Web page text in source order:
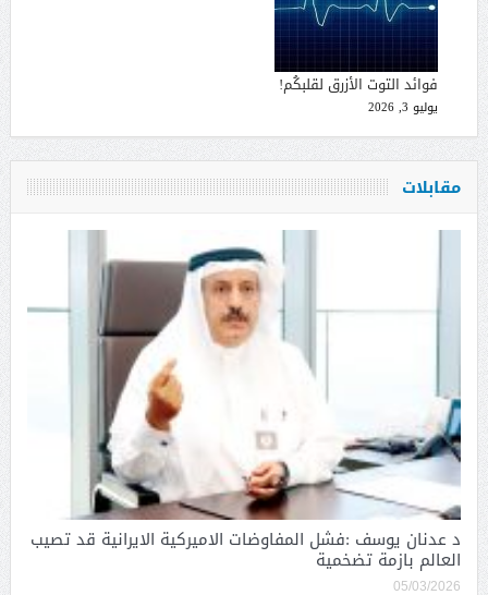
فوائد التوت الأزرق لقلبكُم!
يوليو 3, 2026
مقابلات
د عدنان يوسف :فشل المفاوضات الاميركية الايرانية قد تصيب
العالم بازمة تضخمية
05/03/2026